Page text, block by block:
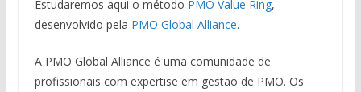
Estudaremos aqui o método PMO Value Ring,
desenvolvido pela PMO Global Alliance.
A PMO Global Alliance é uma comunidade de
profissionais com expertise em gestão de PMO. Os